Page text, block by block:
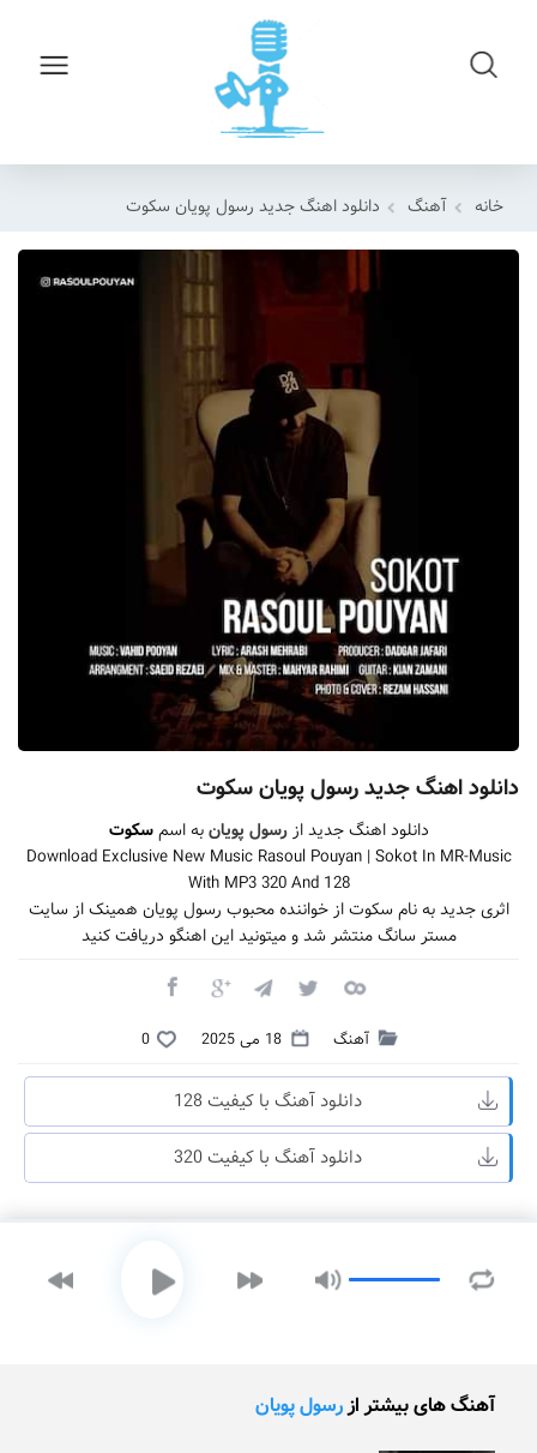
خانه آهنگ دانلود اهنگ جدید رسول پویان سکوت
دانلود اهنگ جدید رسول پویان سکوت
دانلود اهنگ جدید ازرسول پویانبه اسمسکوت
Download Exclusive New Music Rasoul Pouyan | Sokot In MR-Music
With MP3 320 And 128
اثری جدید به نام سکوت از خواننده محبوب رسول پویان همینک از سایت
مستر سانگ منتشر شد و میتونید این اهنگو دریافت کنید
آهنگ 18 می 2025 0
دانلود آهنگ با کیفیت 128
دانلود آهنگ با کیفیت 320
آهنگ های بیشتر ازرسول پویان